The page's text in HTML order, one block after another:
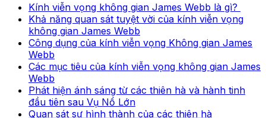
Kính viễn vọng không gian James Webb là gì?
Khả năng quan sát tuyệt vời của kính viễn vọng
không gian James Webb
Công dụng của kính viễn vọng Không gian James
Webb
Các mục tiêu của kính viễn vọng không gian James
Webb
Phát hiện ánh sáng từ các thiên hà và hành tinh
đầu tiên sau Vụ Nổ Lớn
Quan sát sự hình thành của các thiên hà